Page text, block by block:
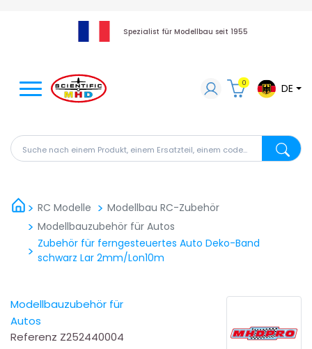
Spezialist für Modellbau seit 1955
Suche nach einem Produkt, einem Ersatzteil, einem
Suche
0 DE
RC Modelle
Modellbau RC-Zubehör
Modellbauzubehör für Autos
Zubehör für ferngesteuertes Auto Deko-Band
schwarz Lar 2mm/Lon10m
Modellbauzubehör für
Autos
Referenz Z252440004